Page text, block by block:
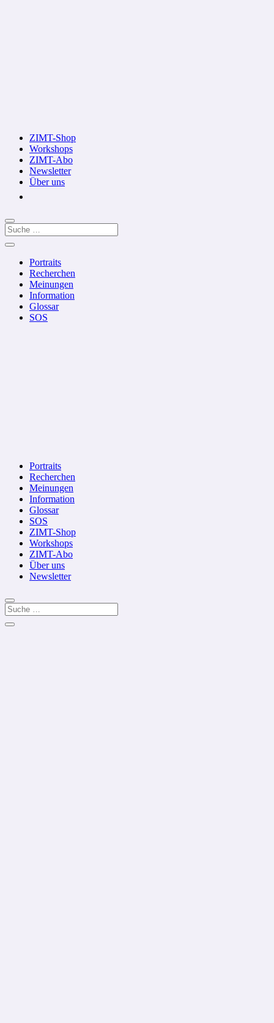
ZIMT-Shop
Workshops
ZIMT-Abo
Newsletter
Über uns
Portraits
Recherchen
Meinungen
Information
Glossar
SOS
Portraits
Recherchen
Meinungen
Information
Glossar
SOS
ZIMT-Shop
Workshops
ZIMT-Abo
Über uns
Newsletter